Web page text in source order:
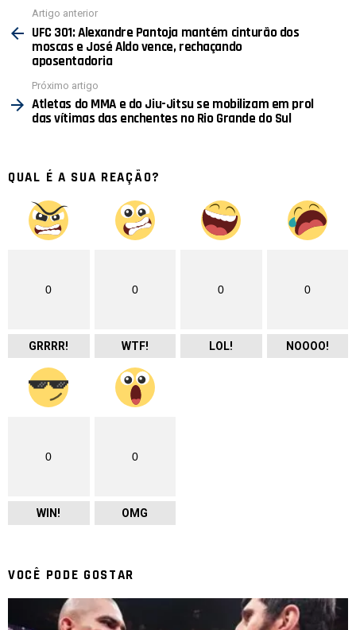
mais
Artigo anterior
UFC 301: Alexandre Pantoja mantém cinturão dos
moscas e José Aldo vence, rechaçando
aposentadoria
Próximo artigo
Atletas do MMA e do Jiu-Jitsu se mobilizam em prol
das vítimas das enchentes no Rio Grande do Sul
QUAL É A SUA REAÇÃO?
0
GRRRR!
0
WTF!
0
LOL!
0
NOOOO!
0
WIN!
0
OMG
VOCÊ PODE GOSTAR